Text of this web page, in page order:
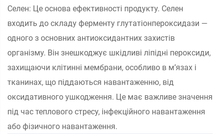
Селен: Це основа ефективності продукту. Селен
входить до складу ферменту глутатіонпероксидази —
одного з основних антиоксидантних захистів
організму. Він знешкоджує шкідливі ліпідні пероксиди,
захищаючи клітинні мембрани, особливо в м’язах і
тканинах, що піддаються навантаженню, від
оксидативного ушкодження. Це має важливе значення
під час теплового стресу, інфекційного навантаження
або фізичного навантаження.